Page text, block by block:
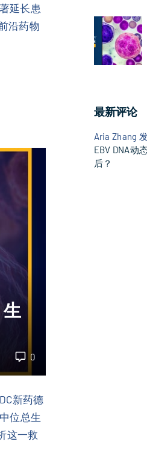
延长患
沿药物
0
新药德
位总生
这一救
最新评论
Aria Zhang
EBV DNA动
后？